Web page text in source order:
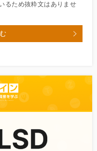
るため抜粋文はありませ